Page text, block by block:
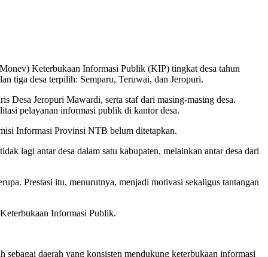
Keterbukaan Informasi Publik (KIP) tingkat desa tahun
tiga desa terpilih: Semparu, Teruwai, dan Jeropuri.
Desa Jeropuri Mawardi, serta staf dari masing-masing desa.
pelayanan informasi publik di kantor desa.
Informasi Provinsi NTB belum ditetapkan.
lagi antar desa dalam satu kabupaten, melainkan antar desa dari
Prestasi itu, menurutnya, menjadi motivasi sekaligus tantangan
Informasi Publik.
daerah yang konsisten mendukung keterbukaan informasi